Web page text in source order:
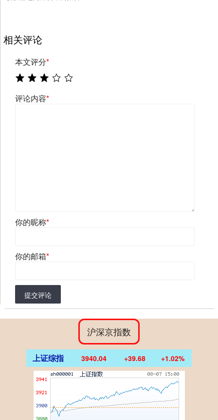
相关评论
本文评分*
评论内容*
你的昵称*
你的邮箱*
提交评论
沪深京指数
上证综指 3940.04 +39.68 +1.02%